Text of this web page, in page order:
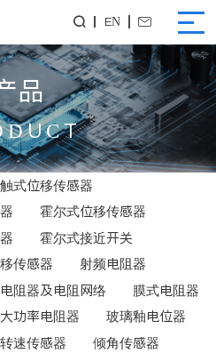
 EN 
品
式位移传感器
霍尔式位移传感器
霍尔式接近开关
传感器
射频电阻器
阻器及电阻网络
膜式电阻器
大功率电阻器
玻璃釉电位器
转速传感器
倾角传感器